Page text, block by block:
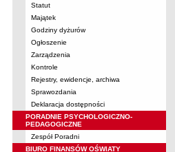
Statut
Majątek
Godziny dyżurów
Ogłoszenie
Zarządzenia
Kontrole
Rejestry, ewidencje, archiwa
Sprawozdania
Deklaracja dostępności
PORADNIE PSYCHOLOGICZNO-
PEDAGOGICZNE
Zespół Poradni
BIURO FINANSÓW OŚWIATY